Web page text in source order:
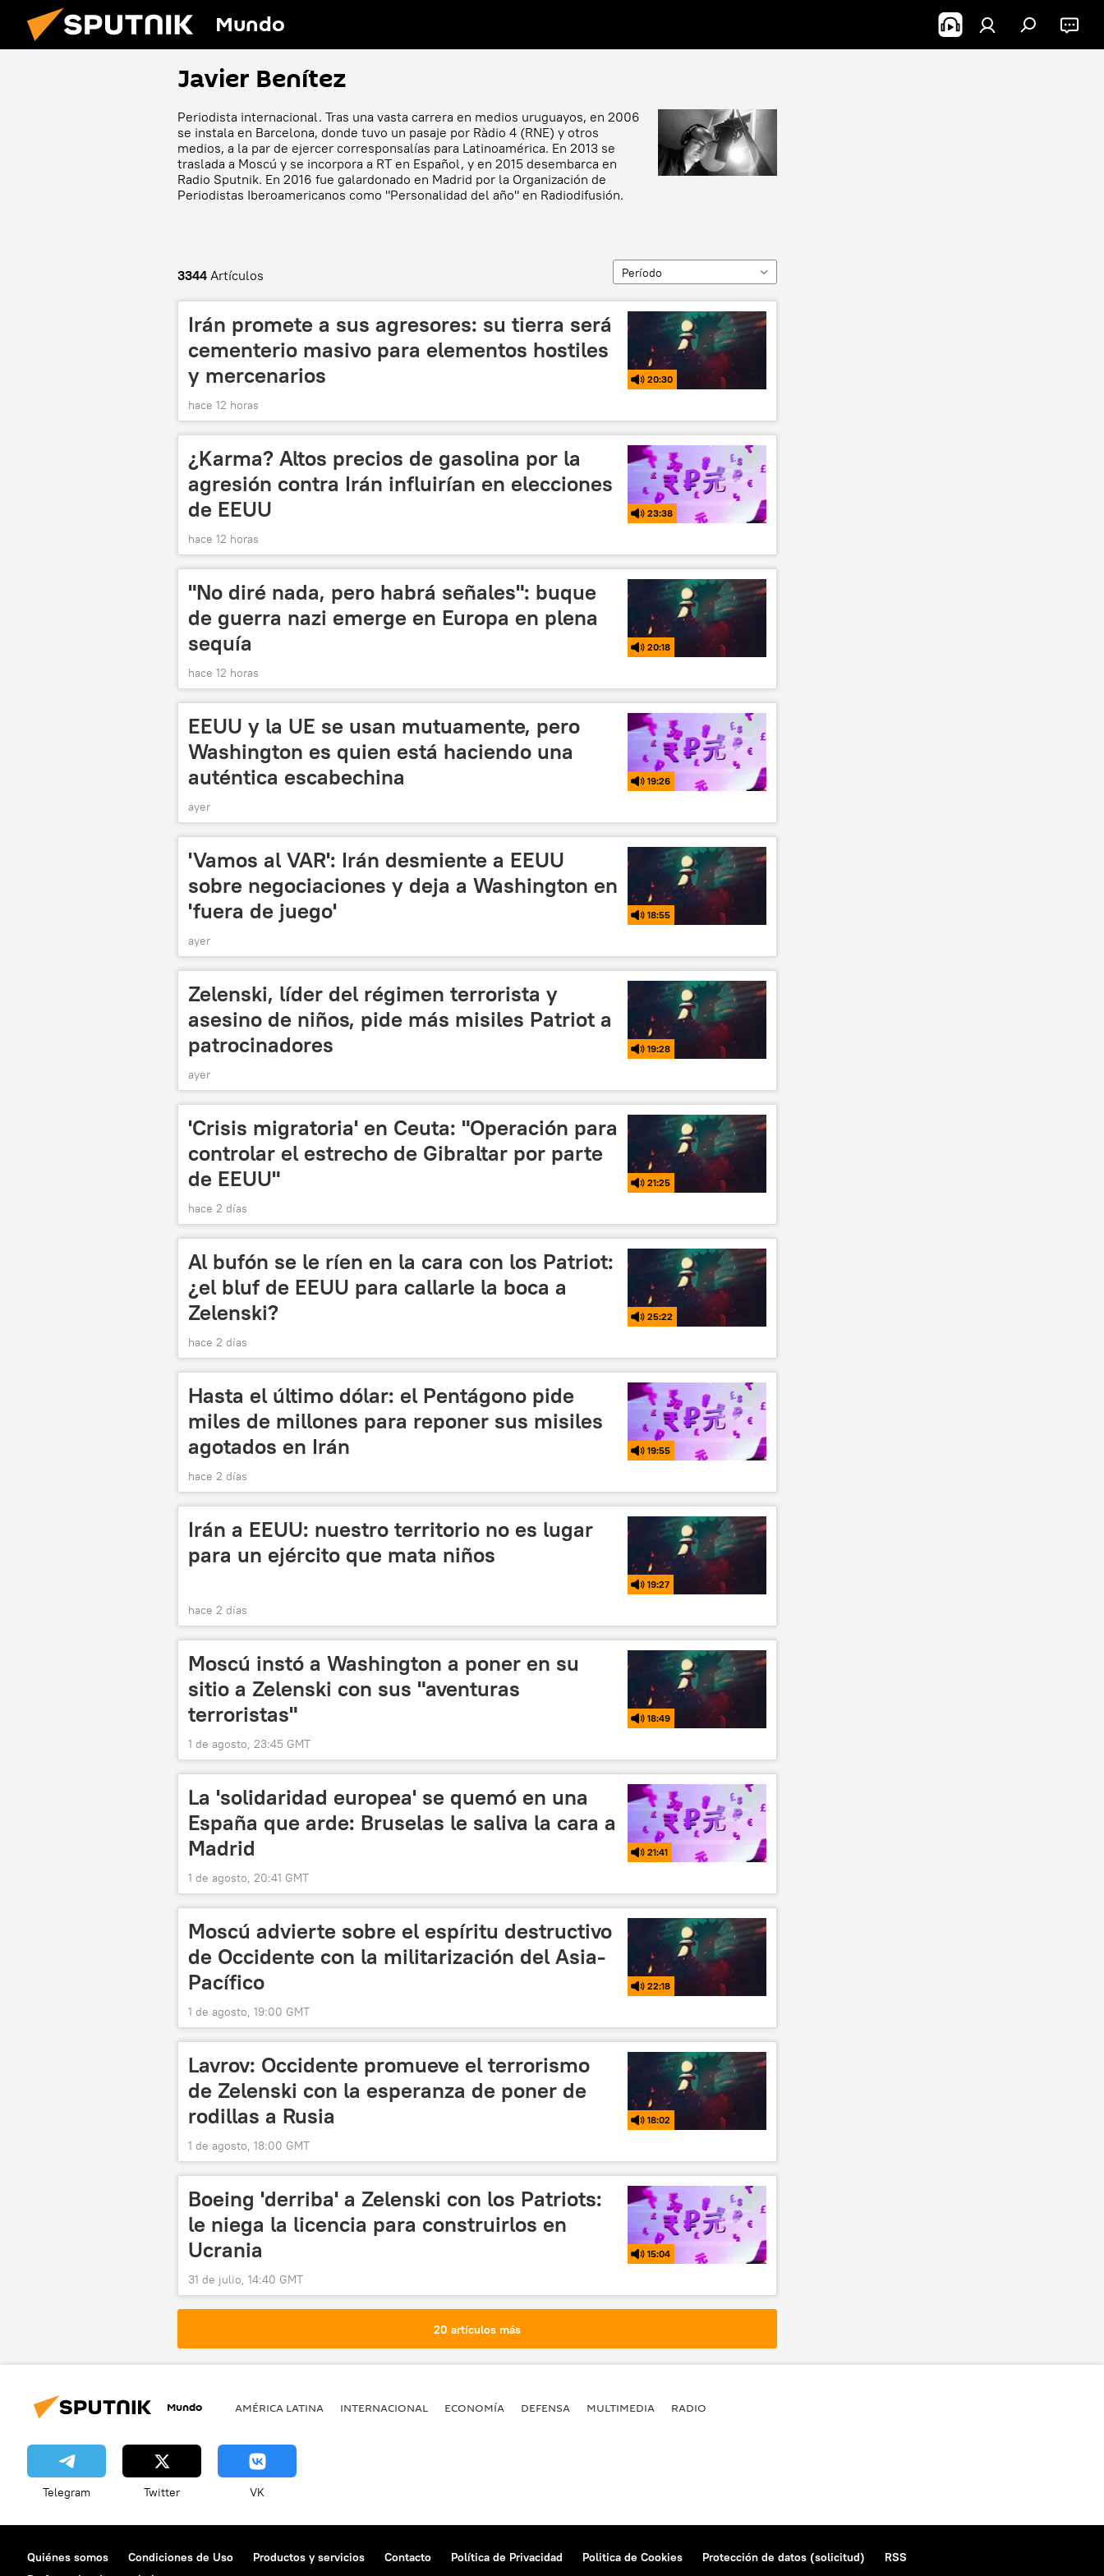
Mundo
Javier Benítez
Periodista internacional. Tras una vasta carrera en medios uruguayos, en 2006
se instala en Barcelona, donde tuvo un pasaje por Ràdio 4 (RNE) y otros
medios, a la par de ejercer corresponsalías para Latinoamérica. En 2013 se
traslada a Moscú y se incorpora a RT en Español, y en 2015 desembarca en
Radio Sputnik. En 2016 fue galardonado en Madrid por la Organización de
Periodistas Iberoamericanos como "Personalidad del año" en Radiodifusión.
3344 Artículos Período
Irán promete a sus agresores: su tierra será
cementerio masivo para elementos hostiles
y mercenarios
20:30
hace 12 horas
¿Karma? Altos precios de gasolina por la
agresión contra Irán influirían en elecciones
de EEUU
23:38
hace 12 horas
"No diré nada, pero habrá señales": buque
de guerra nazi emerge en Europa en plena
sequía
20:18
hace 12 horas
EEUU y la UE se usan mutuamente, pero
Washington es quien está haciendo una
auténtica escabechina
19:26
ayer
'Vamos al VAR': Irán desmiente a EEUU
sobre negociaciones y deja a Washington en
'fuera de juego'
18:55
ayer
Zelenski, líder del régimen terrorista y
asesino de niños, pide más misiles Patriot a
patrocinadores
19:28
ayer
'Crisis migratoria' en Ceuta: "Operación para
controlar el estrecho de Gibraltar por parte
de EEUU"
21:25
hace 2 días
Al bufón se le ríen en la cara con los Patriot:
¿el bluf de EEUU para callarle la boca a
Zelenski?
25:22
hace 2 días
Hasta el último dólar: el Pentágono pide
miles de millones para reponer sus misiles
agotados en Irán
19:55
hace 2 días
Irán a EEUU: nuestro territorio no es lugar
para un ejército que mata niños
19:27
hace 2 días
Moscú instó a Washington a poner en su
sitio a Zelenski con sus "aventuras
terroristas"
18:49
1 de agosto, 23:45 GMT
La 'solidaridad europea' se quemó en una
España que arde: Bruselas le saliva la cara a
Madrid
21:41
1 de agosto, 20:41 GMT
Moscú advierte sobre el espíritu destructivo
de Occidente con la militarización del Asia-
Pacífico
22:18
1 de agosto, 19:00 GMT
Lavrov: Occidente promueve el terrorismo
de Zelenski con la esperanza de poner de
rodillas a Rusia
18:02
1 de agosto, 18:00 GMT
Boeing 'derriba' a Zelenski con los Patriots:
le niega la licencia para construirlos en
Ucrania
15:04
31 de julio, 14:40 GMT
20 artículos más
Mundo AMÉRICA LATINA INTERNACIONAL ECONOMÍA DEFENSA MULTIMEDIA RADIO
Telegram Twitter VK
Quiénes somos Condiciones de Uso Productos y servicios Contacto Política de Privacidad Politica de Cookies Protección de datos (solicitud)
RSS